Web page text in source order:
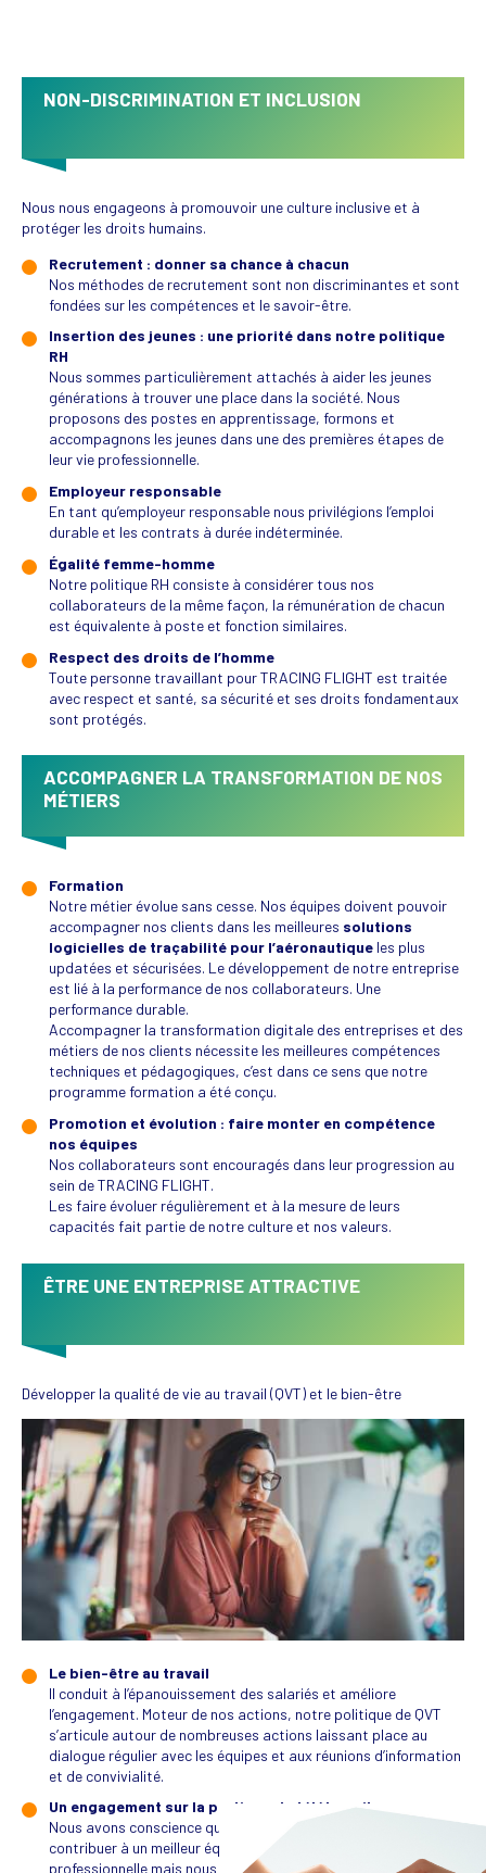
NON-DISCRIMINATION ET INCLUSION
Nous nous engageons à promouvoir une culture inclusive et à
protéger les droits humains.
Recrutement : donner sa chance à chacun
Nos méthodes de recrutement sont non discriminantes et sont
fondées sur les compétences et le savoir-être.
Insertion des jeunes : une priorité dans notre politique
RH
Nous sommes particulièrement attachés à aider les jeunes
générations à trouver une place dans la société. Nous
proposons des postes en apprentissage, formons et
accompagnons les jeunes dans une des premières étapes de
leur vie professionnelle.
Employeur responsable
En tant qu’employeur responsable nous privilégions l’emploi
durable et les contrats à durée indéterminée.
Égalité femme-homme
Notre politique RH consiste à considérer tous nos
collaborateurs de la même façon, la rémunération de chacun
est équivalente à poste et fonction similaires.
Respect des droits de l’homme
Toute personne travaillant pour TRACING FLIGHT est traitée
avec respect et santé, sa sécurité et ses droits fondamentaux
sont protégés.
ACCOMPAGNER LA TRANSFORMATION DE NOS
MÉTIERS
Formation
Notre métier évolue sans cesse. Nos équipes doivent pouvoir
accompagner nos clients dans les meilleures solutions
logicielles de traçabilité pour l’aéronautique les plus
updatées et sécurisées. Le développement de notre entreprise
est lié à la performance de nos collaborateurs. Une
performance durable.
Accompagner la transformation digitale des entreprises et des
métiers de nos clients nécessite les meilleures compétences
techniques et pédagogiques, c’est dans ce sens que notre
programme formation a été conçu.
Promotion et évolution : faire monter en compétence
nos équipes
Nos collaborateurs sont encouragés dans leur progression au
sein de TRACING FLIGHT.
Les faire évoluer régulièrement et à la mesure de leurs
capacités fait partie de notre culture et nos valeurs.
ÊTRE UNE ENTREPRISE ATTRACTIVE
Développer la qualité de vie au travail (QVT) et le bien-être
Le bien-être au travail
Il conduit à l’épanouissement des salariés et améliore
l’engagement. Moteur de nos actions, notre politique de QVT
s’articule autour de nombreuses actions laissant place au
dialogue régulier avec les équipes et aux réunions d’information
et de convivialité.
Un engagement sur la pratique du télétravail
Nous avons conscience que ce type d’organisation peut
contribuer à un meilleur équilibre vie privée-vie
professionnelle mais nous ne l’imposons pas et laissons le libre